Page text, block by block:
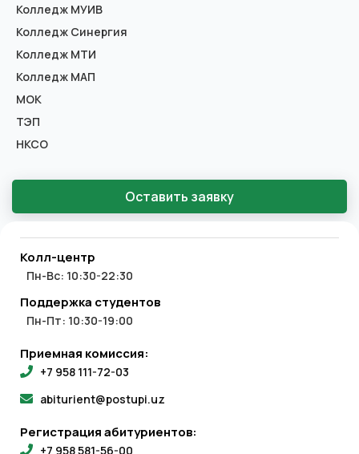
Колледж МУИВ
Колледж Синергия
Колледж МТИ
Колледж МАП
МОК
ТЭП
НКСО
Оставить заявку
Колл-центр
Пн-Вс: 10:30-22:30
Поддержка студентов
Пн-Пт: 10:30-19:00
Приемная комиссия:
+7 958 111-72-03
abiturient@postupi.uz
Регистрация абитуриентов:
+7 958 581-56-00